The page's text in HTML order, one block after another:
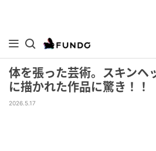
体を張った芸術。スキンヘ
に描かれた作品に驚き！！
2026.5.17